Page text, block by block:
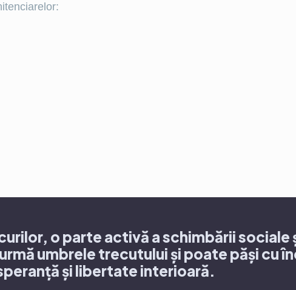
o parte activă a schimbării sociale
umbrele trecutului și poate păși cu
și libertate interioară.